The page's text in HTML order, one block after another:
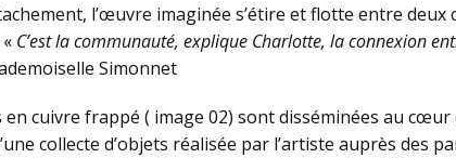
l’œuvre imaginée s’étire et flotte entre
C’est la communauté, explique Charlotte, la connexion
Simonnet
cuivre frappé ( image 02) sont disséminées au
collecte d’objets réalisée par l’artiste auprès des